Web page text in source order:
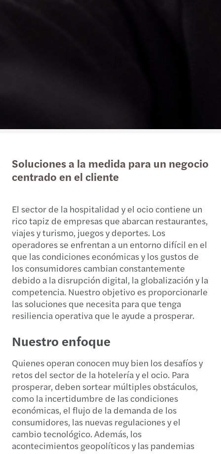
Soluciones a la medida para un negocio
centrado en el cliente
El sector de la hospitalidad y el ocio contiene un
rico tapiz de empresas que abarcan restaurantes,
viajes y turismo, juegos y deportes. Los
operadores se enfrentan a un entorno difícil en el
que las condiciones económicas y los gustos de
los consumidores cambian constantemente
debido a la disrupción digital, la globalización y la
competencia. Nuestro objetivo es proporcionarle
las soluciones que necesita para que tenga
resiliencia operativa que le ayude a prosperar.
Nuestro enfoque
Quienes operan conocen muy bien los desafíos y
retos del sector de la hotelería y el ocio. Para
prosperar, deben sortear múltiples obstáculos,
como la incertidumbre de las condiciones
económicas, el flujo de la demanda de los
consumidores, las nuevas regulaciones y el
cambio tecnológico. Además, los
acontecimientos geopolíticos y las pandemias